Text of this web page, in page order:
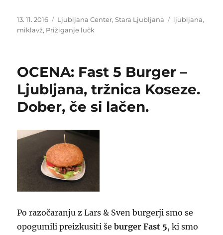
Objavljeno
dne
13. 11. 2016 Kategorije
Ljubljana Center,Stara Ljubljana Oznake
ljubljana,
miklavž, Prižiganje lučk
OCENA: Fast 5 Burger –
Ljubljana, tržnica Koseze.
Dober, če si lačen.
Po razočaranju z Lars & Sven burgerji smo se
opogumili preizkusiti šeburger Fast 5, ki smo